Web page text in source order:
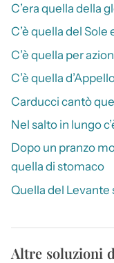
C’era quella della
C’è quella del Sole
C’è quella per
C’è quella
Carducci cantò
Nel salto in lungo
Dopo un pranzo
quella di stomaco
Quella del Levante
Altre soluzioni